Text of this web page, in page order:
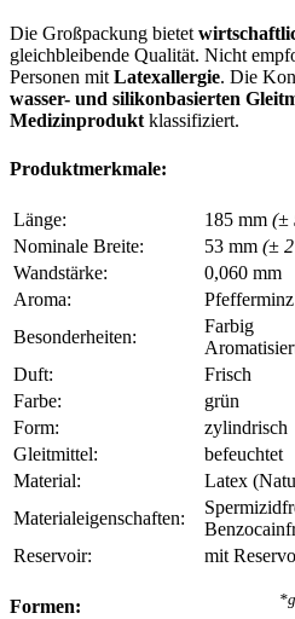
Die Großpackung bietet
gleichbleibende Qualität. Nicht
Personen mit Latexallergie. Die
wasser- und silikonbasierten
Medizinprodukt klassifiziert.
Produktmerkmale:
Länge: 185 mm (±
Nominale Breite:
53 mm (±
Wandstärke:
0,060 mm
Aroma:
Pfefferminz
Besonderheiten:
Farbig
Duft:
Frisch
Farbe:
grün
Form:
zylindrisch
Gleitmittel:
befeuchtet
Material:
Latex
Materialeigenschaften:
Reservoir:
mit
Formen: